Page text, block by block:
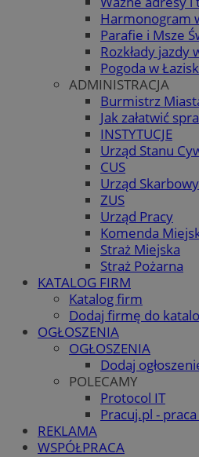
Harmonogram
Parafie i Msze
Rozkłady jazdy
Pogoda w
ADMINISTRACJA
Burmistrz
Jak załatwić
INSTYTUCJE
Urząd Stanu
CUS
Urząd Skarbowy
ZUS
Urząd Pracy
Komenda
Straż Miejska
Straż Pożarna
KATALOG FIRM
Katalog firm
Dodaj firmę do
OGŁOSZENIA
OGŁOSZENIA
Dodaj
POLECAMY
Protocol IT
Pracuj.pl -
REKLAMA
WSPÓŁPRACA